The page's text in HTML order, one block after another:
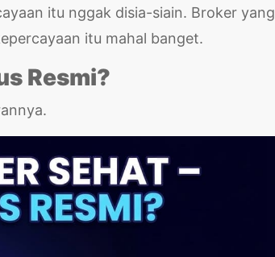
itu nggak disia-siain. Broker yang
itu mahal banget.
Resmi?